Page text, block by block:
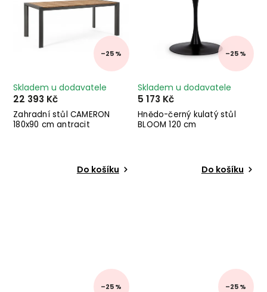
–25 %
Zahradní stůl CAMERON
180x90 cm antracit
Skladem u dodavatele
22 393 Kč
Do košíku
–25 %
Hnědo-černý kulatý stůl
BLOOM 120 cm
Skladem u dodavatele
5 173 Kč
Do košíku
–25 % –25 %